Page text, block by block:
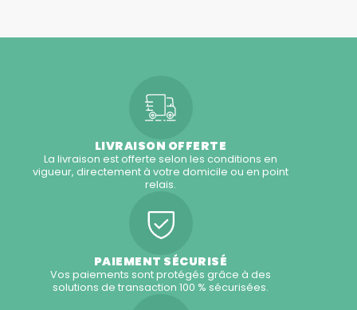
LIVRAISON OFFERTE
La livraison est offerte selon les conditions en
vigueur, directement à votre domicile ou en point
relais.
PAIEMENT SÉCURISÉ
Vos paiements sont protégés grâce à des
solutions de transaction 100 % sécurisées.